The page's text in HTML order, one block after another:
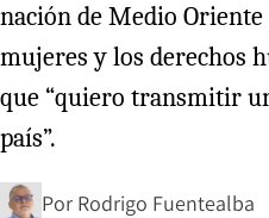
nación de Medio
mujeres y los derechos
que “quiero transmitir
país”.
Por Rodrigo Fuentealba